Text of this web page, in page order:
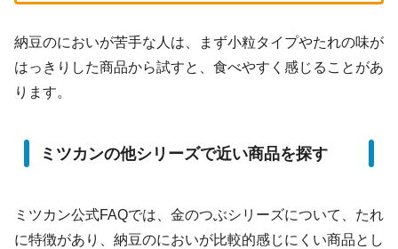
納豆のにおいが苦手な人は、まず小粒タイプやたれの味が
はっきりした商品から試すと、食べやすく感じることがあ
ります。
ミツカンの他シリーズで近い商品を探す
ミツカン公式FAQでは、金のつぶシリーズについて、たれ
に特徴があり、納豆のにおいが比較的感じにくい商品とし